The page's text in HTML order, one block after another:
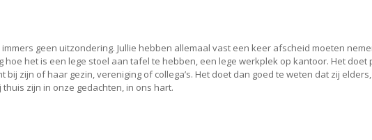
geen uitzondering. Jullie hebben allemaal vast een keer afscheid moeten
hoe het is een lege stoel aan tafel te hebben, een lege werkplek op kantoor. Het doet
zijn of haar gezin, vereniging of collega’s. Het doet dan goed te weten dat zij
zijn in onze gedachten, in ons hart.